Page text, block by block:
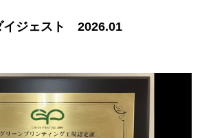
ジェスト 2026.01